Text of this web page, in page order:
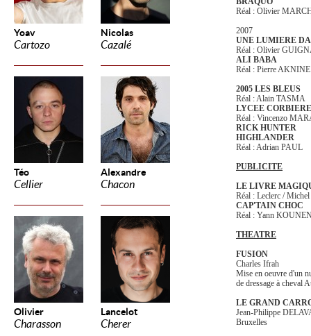
Yoav
Cartozo
Nicolas
Cazalé
Téo
Cellier
Alexandre
Chacon
Olivier
Charasson
Lancelot
Cherer
Réal : Olivier
2007
UNE LUMIERE
Réal : Olivier
ALI BABA
Réal : Pierre AKNINE
2005 LES BLEUS
Réal : Alain TASMA
LYCEE CORBIERE
Réal : Vincenzo
RICK HUNTER
HIGHLANDER
Réal : Adrian PAUL
PUBLICITE
LE LIVRE
Réal : Leclerc /
CAP'TAIN CHOC
Réal : Yann
THEATRE
FUSION
Charles Ifrah
Mise en oeuvre d'un
de dressage à cheval
LE GRAND
Jean-Philippe
Bruxelles